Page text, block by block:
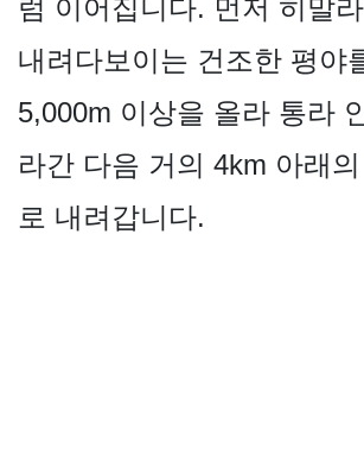
럼 이어집니다. 먼저 히말라
내려다보이는 건조한 평야
5,000m 이상을 올라 통라
라간 다음 거의 4km 아래의
로 내려갑니다.